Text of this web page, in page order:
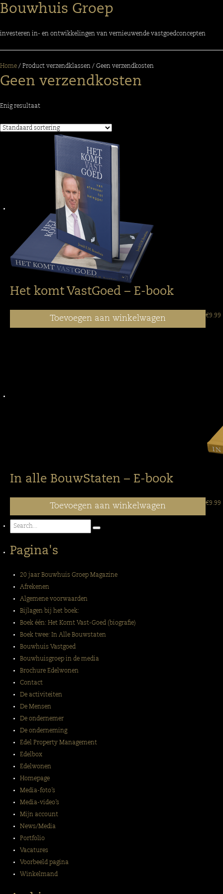
Bouwhuis Groep
investeren in- en ontwikkelingen van vernieuwende vastgoedconcepten
Home / Product verzendklassen / Geen verzendkosten
Geen verzendkosten
Enig resultaat
Het komt VastGoed – E-book
€9.99
Toevoegen aan winkelwagen
In alle BouwStaten – E-book
€9.99
Toevoegen aan winkelwagen
Pagina's
20 jaar Bouwhuis Groep Magazine
Afrekenen
Algemene voorwaarden
Bijlagen bij het boek:
Boek één: Het Komt Vast-Goed (biografie)
Boek twee: In Alle Bouwstaten
Bouwhuis Vastgoed
Bouwhuisgroep in de media
Brochure Edelwonen
Contact
De activiteiten
De Mensen
De ondernemer
De onderneming
Edel Property Management
Edelbox
Edelwonen
Homepage
Media-foto’s
Media-video’s
Mijn account
News/Media
Portfolio
Vacatures
Voorbeeld pagina
Winkelmand